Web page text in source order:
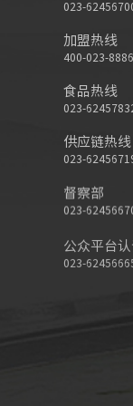
023-
加盟热线
400-023-8886
食品热线
023-
供应链热线
023-
督察部
023-
公众平台
023-